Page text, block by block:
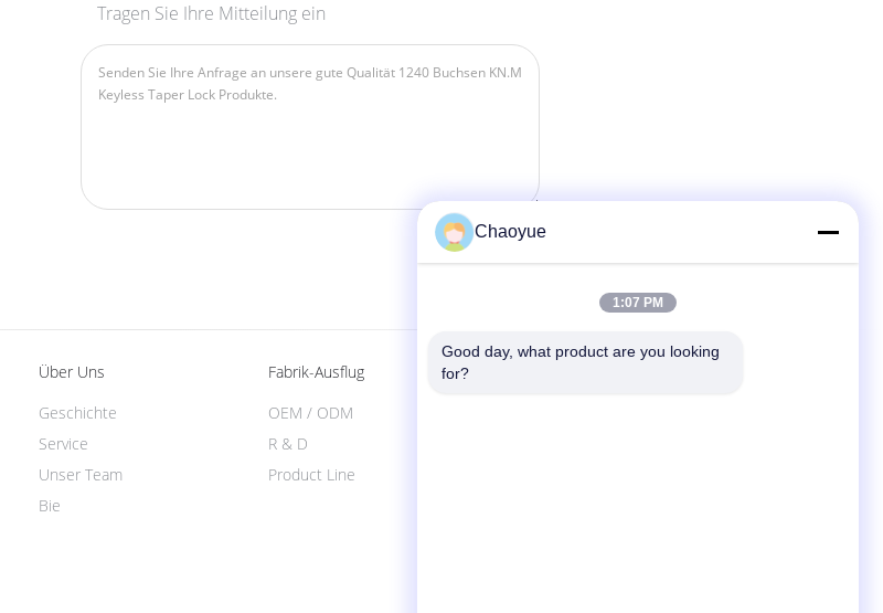
Tragen Sie Ihre Mitteilung ein
Über Uns
Bie
Geschichte
Service
Unser Team
Fabrik-Ausflug
Product Line
OEM / ODM
R & D
Chaoyue
1:07 PM
Good day, what product are you looking
for?